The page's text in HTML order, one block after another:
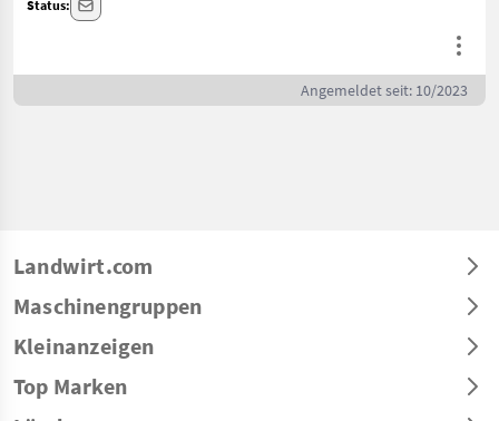
Status:
Angemeldet seit: 10/2023
Landwirt.com
Maschinengruppen
Kleinanzeigen
Top Marken